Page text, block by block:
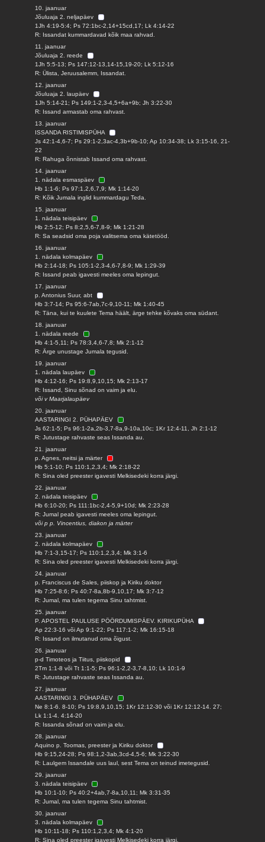
10. jaanuar
Jõuluaja 2. neljapäev
1Jh 4:19-5:4; Ps 72:1bc-2,14+15cd,17; Lk 4:14-22
R: Issandat kummardavad kõik maa rahvad.
11. jaanuar
Jõuluaja 2. reede
1Jh 5:5-13; Ps 147:12-13,14-15,19-20; Lk 5:12-16
R: Ülista, Jeruusalemm, Issandat.
12. jaanuar
Jõuluaja 2. laupäev
1Jh 5:14-21; Ps 149:1-2,3-4,5+6a+9b; Jh 3:22-30
R: Issand armastab oma rahvast.
13. jaanuar
ISSANDA RISTIMISPÜHA
Js 42:1-4,6-7; Ps 29:1-2,3ac-4,3b+9b-10; Ap 10:34-38; Lk 3:15-16, 21-
22
R: Rahuga õnnistab Issand oma rahvast.
14. jaanuar
1. nädala esmaspäev
Hb 1:1-6; Ps 97:1,2,6,7,9; Mk 1:14-20
R: Kõik Jumala inglid kummardagu Teda.
15. jaanuar
1. nädala teisipäev
Hb 2:5-12; Ps 8:2,5,6-7,8-9; Mk 1:21-28
R: Sa seadsid oma poja valitsema oma kätetööd.
16. jaanuar
1. nädala kolmapäev
Hb 2:14-18; Ps 105:1-2,3-4,6-7,8-9; Mk 1:29-39
R: Issand peab igavesti meeles oma lepingut.
17. jaanuar
p. Antonius Suur, abt
Hb 3:7-14; Ps 95:6-7ab,7c-9,10-11; Mk 1:40-45
R: Täna, kui te kuulete Tema häält, ärge tehke kõvaks oma südant.
18. jaanuar
1. nädala reede
Hb 4:1-5,11; Ps 78:3,4,6-7,8; Mk 2:1-12
R: Ärge unustage Jumala tegusid.
19. jaanuar
1. nädala laupäev
Hb 4:12-16; Ps 19:8,9,10,15; Mk 2:13-17
R: Issand, Sinu sõnad on vaim ja elu.
või v Maarjalaupäev
20. jaanuar
AASTARINGI 2. PÜHAPÄEV
Js 62:1-5; Ps 96:1-2a,2b-3,7-8a,9-10a,10c; 1Kr 12:4-11, Jh 2:1-12
R: Jutustage rahvaste seas Issanda au.
21. jaanuar
p. Agnes, neitsi ja märter
Hb 5:1-10; Ps 110:1,2,3,4; Mk 2:18-22
R: Sina oled preester igavesti Melkisedeki korra järgi.
22. jaanuar
2. nädala teisipäev
Hb 6:10-20; Ps 111:1bc-2,4-5,9+10d; Mk 2:23-28
R: Jumal peab igavesti meeles oma lepingut.
või p p. Vincentius, diakon ja märter
23. jaanuar
2. nädala kolmapäev
Hb 7:1-3,15-17; Ps 110:1,2,3,4; Mk 3:1-6
R: Sina oled preester igavesti Melkisedeki korra järgi.
24. jaanuar
p. Franciscus de Sales, piiskop ja Kiriku doktor
Hb 7:25-8:6; Ps 40:7-8a,8b-9,10,17; Mk 3:7-12
R: Jumal, ma tulen tegema Sinu tahtmist.
25. jaanuar
P. APOSTEL PAULUSE PÖÖRDUMISPÄEV. KIRIKUPÜHA
Ap 22:3-16 või Ap 9:1-22; Ps 117:1-2; Mk 16:15-18
R: Issand on ilmutanud oma õigust.
26. jaanuar
p-d Timoteos ja Tiitus, piiskopid
2Tm 1:1-8 või Tt 1:1-5; Ps 96:1-2,2-3,7-8,10; Lk 10:1-9
R: Jutustage rahvaste seas Issanda au.
27. jaanuar
AASTARINGI 3. PÜHAPÄEV
Ne 8:1-6. 8-10; Ps 19:8,9,10,15; 1Kr 12:12-30 või 1Kr 12:12-14. 27;
Lk 1:1-4. 4:14-20
R: Issanda sõnad on vaim ja elu.
28. jaanuar
Aquino p. Toomas, preester ja Kiriku doktor
Hb 9:15,24-28; Ps 98:1,2-3ab,3cd-4,5-6; Mk 3:22-30
R: Laulgem Issandale uus laul, sest Tema on teinud imetegusid.
29. jaanuar
3. nädala teisipäev
Hb 10:1-10; Ps 40:2+4ab,7-8a,10,11; Mk 3:31-35
R: Jumal, ma tulen tegema Sinu tahtmist.
30. jaanuar
3. nädala kolmapäev
Hb 10:11-18; Ps 110:1,2,3,4; Mk 4:1-20
R: Sina oled preester igavesti Melkisedeki korra järgi.